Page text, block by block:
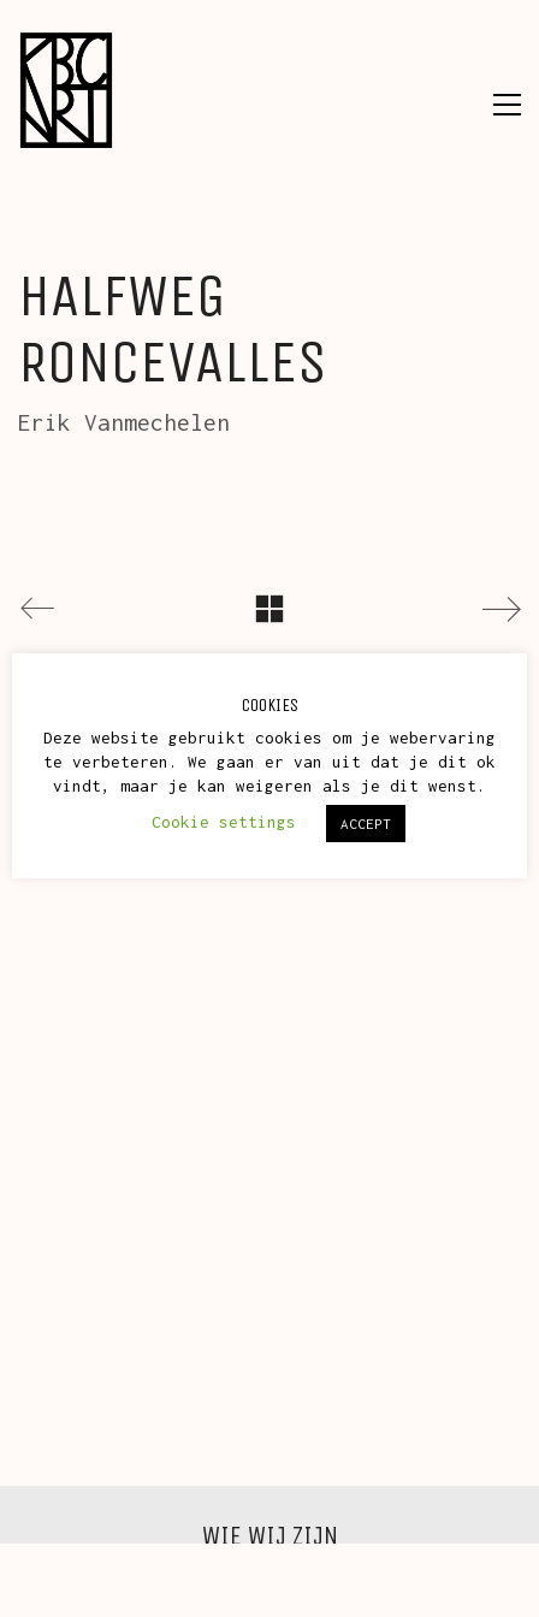
HALFWEG
RONCEVALLES
Erik Vanmechelen
WIE WIJ ZIJN
COOKIES
Deze website gebruikt cookies om je webervaring
te verbeteren. We gaan er van uit dat je dit ok
vindt, maar je kan weigeren als je dit wenst.
Cookie settings
ACCEPT